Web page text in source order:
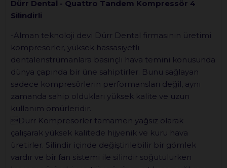
Dürr Dental - Quattro Tandem Kompressör 4
Silindirli
-Alman teknoloji devi Dürr Dental firmasının üretimi
kompresörler, yüksek hassasiyetli
dentalenstrümanlara basınçlı hava temini konusunda
dünya çapında bir üne sahiptirler. Bunu sağlayan
sadece kompresörlerin performansları değil, aynı
zamanda sahip oldukları yüksek kalite ve uzun
kullanım ömürleridir.
Dürr Kompresörler tamamen yağsız olarak
çalışarak yüksek kalitede hijyenik ve kuru hava
üretirler. Silindir içinde değiştirilebilir bir gömlek
vardır ve bir fan sistemi ile silindir soğutulurken